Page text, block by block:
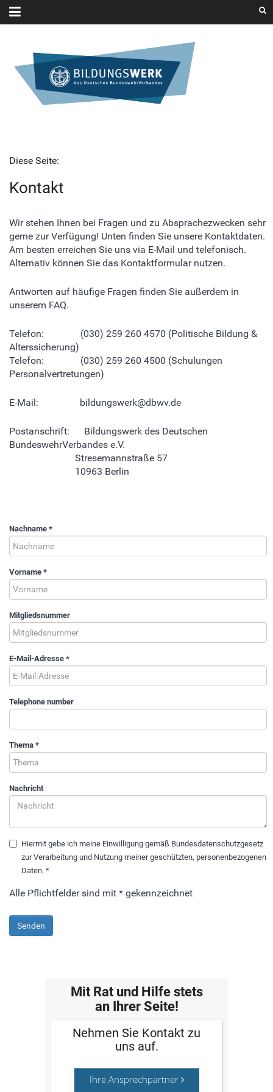
Diese Seite:
Kontakt
Wir stehen Ihnen bei Fragen und zu Absprachezwecken sehr
gerne zur Verfügung! Unten finden Sie unsere Kontaktdaten.
Am besten erreichen Sie uns via E-Mail und telefonisch.
Alternativ können Sie das Kontaktformular nutzen.
Antworten auf häufige Fragen finden Sie außerdem in
unserem FAQ.
Telefon: (030) 259 260 4570 (Politische Bildung &
Alterssicherung)
Telefon: (030) 259 260 4500 (Schulungen
Personalvertretungen)
E-Mail: bildungswerk@dbwv.de
Postanschrift: Bildungswerk des Deutschen
BundeswehrVerbandes e.V.
Stresemannstraße 57
10963 Berlin
Nachname *
Vorname *
Mitgliedsnummer
E-Mail-Adresse *
Telephone number
Thema *
Nachricht
Hiermit gebe ich meine Einwilligung gemäß Bundesdatenschutzgesetz
zur Verarbeitung und Nutzung meiner geschützten, personenbezogenen
Daten. *
Alle Pflichtfelder sind mit * gekennzeichnet
Senden
Mit Rat und Hilfe stets
an Ihrer Seite!
Nehmen Sie Kontakt zu
uns auf.
Ihre Ansprechpartner